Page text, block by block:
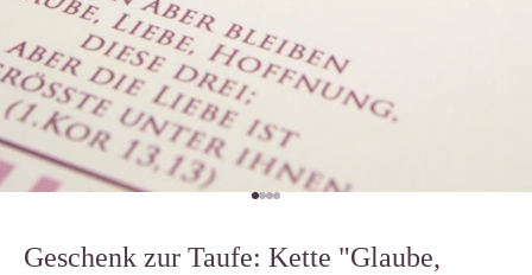
Gehe zu Element 1
Gehe zu Element 2
Gehe zu Element 3
Gehe zu Element 4
Geschenk zur Taufe: Kette "Glaube,